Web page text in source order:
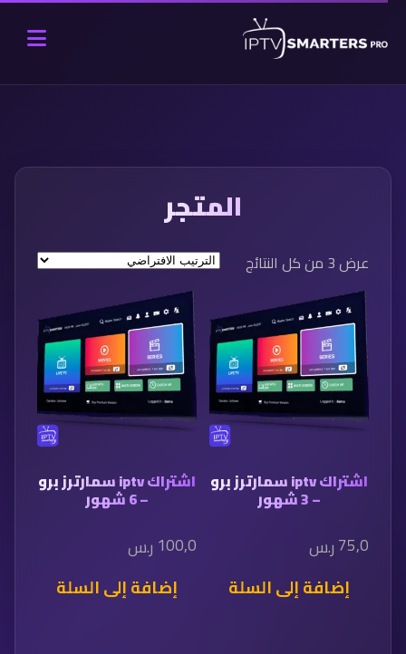
المتجر
عرض ⁦3⁩ من كل النتائج
اشتراك iptv سمارترز برو
– 3 شهور
75,0ر.س
إضافة إلى السلة
اشتراك iptv سمارترز برو
– 6 شهور
100,0 ر.س
إضافة إلى السلة